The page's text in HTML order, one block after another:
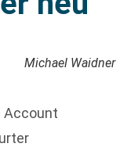
Michael Waidner
Account